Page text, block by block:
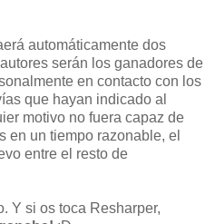
automáticamente dos
serán los ganadores de
en contacto con los
que hayan indicado al
motivo no fuera capaz de
en un tiempo razonable, el
entre el resto de
Y si os toca Resharper,